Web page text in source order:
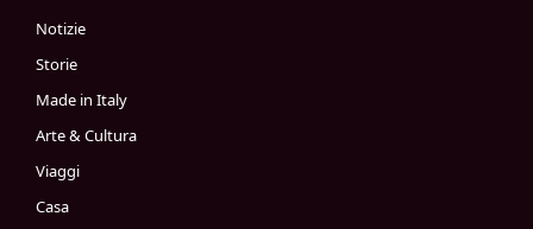
Notizie
Storie
Made in Italy
Arte & Cultura
Viaggi
Casa